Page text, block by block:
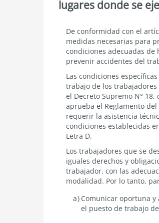
lugares donde se
Obligaciones
del
empleador
en
materia
de
seguridad
y
salud
de
los
lugares
donde
se
ejerce
el
trabajo
a
distancia
teletrabajo
De conformidad con el
medidas necesarias para
condiciones adecuadas de
prevenir accidentes del
Las condiciones
trabajo de los
el Decreto Supremo N°
aprueba el Reglamento
requerir la asistencia
condiciones establecidas
Letra D.
Los trabajadores que se
iguales derechos y
trabajador, con las
modalidad. Por lo tanto,
Comunicar oportuna
el puesto de trabajo